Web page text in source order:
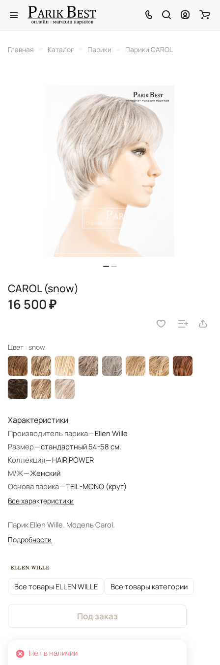
Главная – Каталог – Парики – Парики CAROL
CAROL (snow)
16 500 ₽
Цвет : snow
Характеристики
Производитель парика—Ellen Wille
Размер—стандартный 54-58 см.
Коллекция—HAIR POWER
М/Ж—Женский
Основа парика—TEIL-MONO (круг)
Все характеристики
Парик Ellen Wille. Модель Carol.
Подробности
Все товары ELLEN WILLE Все товары категории
Под заказ
Нет в наличии